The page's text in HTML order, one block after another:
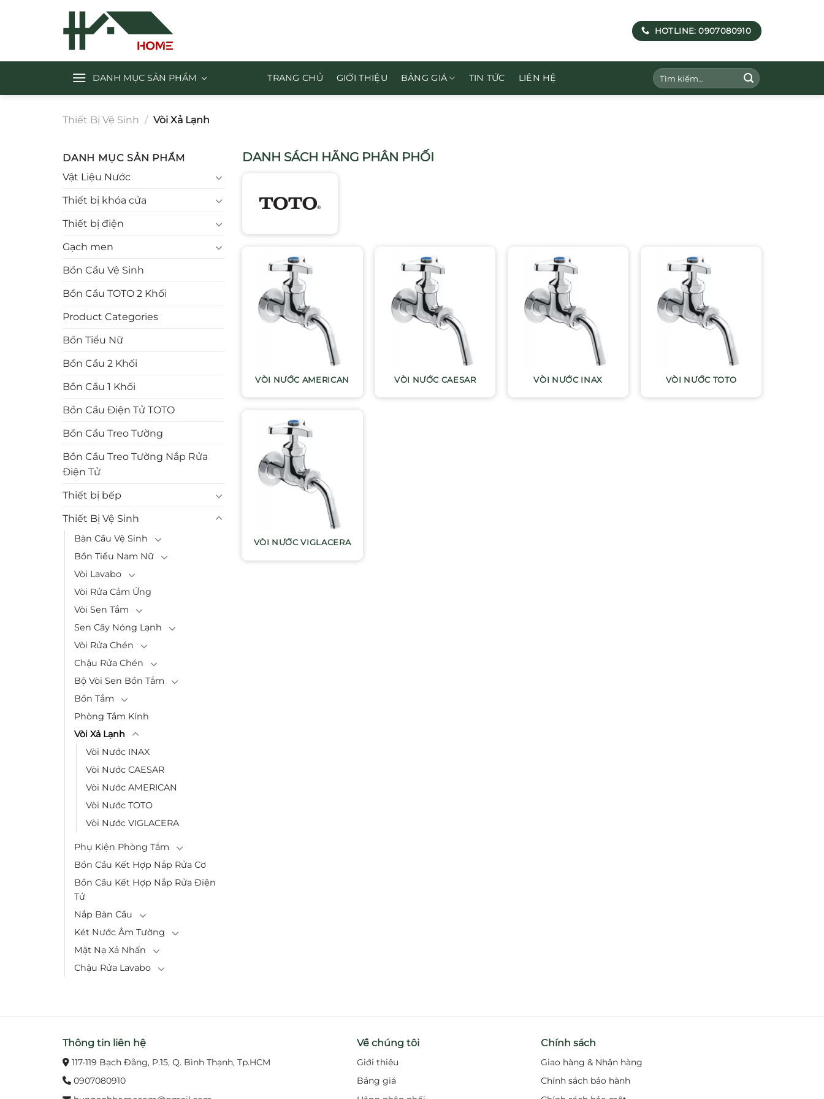
HOTLINE: 0907080910
DANH MỤC SẢN PHẨM TRANG CHỦ GIỚI THIỆU BẢNG GIÁ TIN TỨC LIÊN HỆ
Tìm
kiếm:
Thiết Bị Vệ Sinh / Vòi Xả Lạnh
DANH MỤC SẢN PHẨM
Vật Liệu Nước
Thiết bị khóa cửa
Thiết bị điện
Gạch men
Bồn Cầu Vệ Sinh
Bồn Cầu TOTO 2 Khối
Product Categories
Bồn Tiểu Nữ
Bồn Cầu 2 Khối
Bồn Cầu 1 Khối
Bồn Cầu Điện Tử TOTO
Bồn Cầu Treo Tường
Bồn Cầu Treo Tường Nắp Rửa
Điện Tử
Thiết bị bếp
Thiết Bị Vệ Sinh
Bàn Cầu Vệ Sinh
Bồn Tiểu Nam Nữ
Vòi Lavabo
Vòi Rửa Cảm Ứng
Vòi Sen Tắm
Sen Cây Nóng Lạnh
Vòi Rửa Chén
Chậu Rửa Chén
Bộ Vòi Sen Bồn Tắm
Bồn Tắm
Phòng Tắm Kính
Vòi Xả Lạnh
Vòi Nước INAX
Vòi Nước CAESAR
Vòi Nước AMERICAN
Vòi Nước TOTO
Vòi Nước VIGLACERA
Phụ Kiện Phòng Tắm
Bồn Cầu Kết Hợp Nắp Rửa Cơ
Bồn Cầu Kết Hợp Nắp Rửa Điện
Tử
Nắp Bàn Cầu
Két Nước Âm Tường
Mặt Nạ Xả Nhấn
Chậu Rửa Lavabo
DANH SÁCH HÃNG PHÂN PHỐI
VÒI NƯỚC AMERICAN VÒI NƯỚC CAESAR VÒI NƯỚC INAX VÒI NƯỚC TOTO
VÒI NƯỚC VIGLACERA
Thông tin liên hệ
117-119 Bạch Đằng, P.15, Q. Bình Thạnh, Tp.HCM
0907080910
Về chúng tôi
Giới thiệu
Bảng giá
Chính sách
Giao hàng & Nhận hàng
Chính sách bảo hành